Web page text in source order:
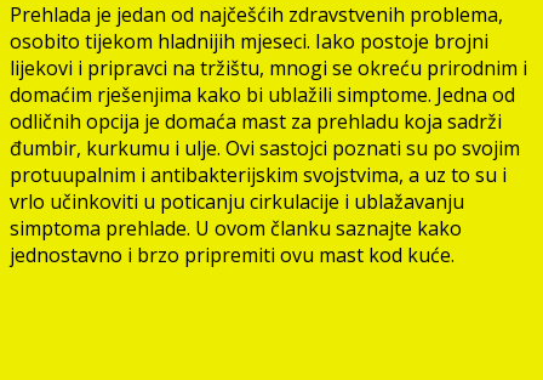
Prehlada je jedan od najčešćih zdravstvenih problema,
osobito tijekom hladnijih mjeseci. Iako postoje brojni
lijekovi i pripravci na tržištu, mnogi se okreću prirodnim i
domaćim rješenjima kako bi ublažili simptome. Jedna od
odličnih opcija je domaća mast za prehladu koja sadrži
đumbir, kurkumu i ulje. Ovi sastojci poznati su po svojim
protuupalnim i antibakterijskim svojstvima, a uz to su i
vrlo učinkoviti u poticanju cirkulacije i ublažavanju
simptoma prehlade. U ovom članku saznajte kako
jednostavno i brzo pripremiti ovu mast kod kuće.